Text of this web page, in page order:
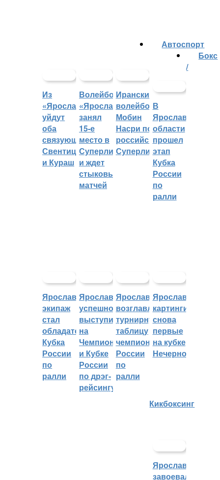
Из
«Ярославича»
уйдут
оба
связующих:
Свентицкис
и Кураш
Волейбольный
«Ярославич»
занял
15-е
место в
Суперлиге
и ждет
стыковых
матчей
Иранский
волейболист
Мобин
Насри покинет
российскую
Суперлигу
Автоспорт
В
Ярославской
области
прошел
этап
Кубка
России
по
ралли
Ярославский
экипаж
стал
обладателем
Кубка
России
по
ралли
Ярославцы
успешно
выступили
на
Чемпионате
и Кубке
России
по дрэг-
рейсингу
Ярославцы
возглавляют
турнирную
таблицу
чемпионата
России
по
ралли
Ярославские
картингисты
снова
первые
на кубке
Нечерноземья
Бокс
/
Кикбоксинг
Ярославцы
завоевали